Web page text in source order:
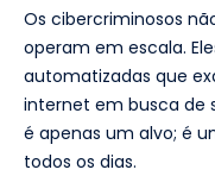
Os cibercriminosos
operam em escala.
automatizadas que
internet em busca de
é apenas um alvo; é
todos os dias.